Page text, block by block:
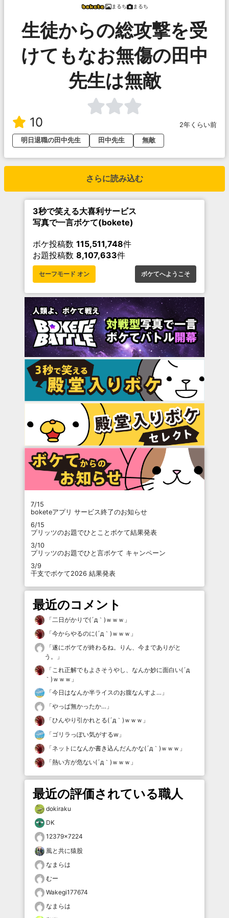
まるち まるち
生徒からの総攻撃を受
けてもなお無傷の田中
先生は無敵
10
2年くらい前
明日退職の田中先生
田中先生 無敵
さらに読み込む
3秒で笑える大喜利サービス
写真で一言ボケて(bokete)
ボケ投稿数 115,511,748件
お題投稿数 8,107,633件
セーフモード オン ボケてへようこそ
7/15
boketeアプリ サービス終了のお知らせ
6/15
プリッツのお題でひとことボケて結果発表
3/10
プリッツのお題でひと言ボケて キャンペーン
3/9
干支でボケて2026 結果発表
最近のコメント
「二日がかりで(´д｀)ｗｗｗ 」
「今からやるのに(´д｀)ｗｗｗ 」
「遂にボケてが終わるね。りん、今までありがと
う。
」
「 これ正解でもよさそうやし、なんか妙に面白い(´д
｀)ｗｗｗ 」
「今日はなんか半ライスのお腹なんすよ… 」
「やっぱ無かったか… 」
「ひんやり引かれとる(´д｀)ｗｗｗ 」
「ゴリラっぽい気がするw 」
「ネットになんか書き込んだんかな(´д｀)ｗｗｗ 」
「熱い方が危ない(´д｀)ｗｗｗ 」
最近の評価されている職人
dokiraku
DK
12379×7224
風と共に猿股
なまらは
むー
Wakegi177674
なまらは